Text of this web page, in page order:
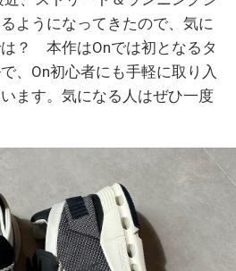
ようになってきたので、気に
？ 本作はOnでは初となるタ
、On初心者にも手軽に取り入
ます。気になる人はぜひ一度